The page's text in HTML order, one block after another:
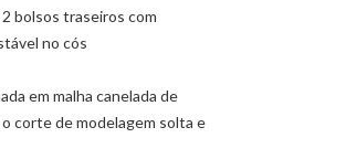
bolsos traseiros com
no cós
em malha canelada de
corte de modelagem solta e